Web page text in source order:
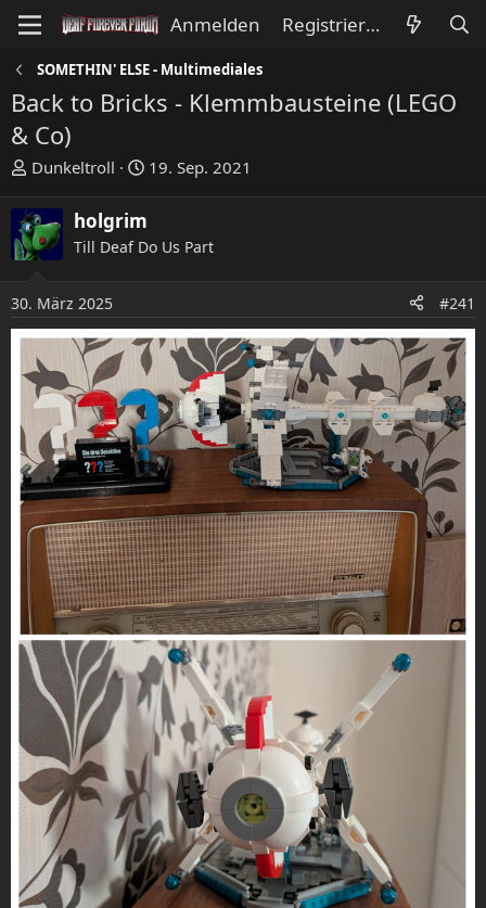
Anmelden Registrieren
SOMETHIN' ELSE - Multimediales
Back to Bricks - Klemmbausteine (LEGO
& Co)
E
s
t
e
l
e
Dunkeltroll
E
e
l
t
a
m
19. Sep. 2021
holgrim
Till Deaf Do Us Part
30. März 2025 #241